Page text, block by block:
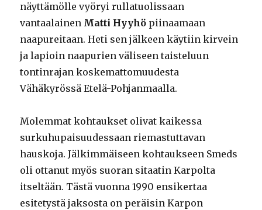
näyttämölle vyöryi rullatuolissaan
vantaalainen Matti Hyyhö piinaamaan
naapureitaan. Heti sen jälkeen käytiin kirvein
ja lapioin naapurien väliseen taisteluun
tontinrajan koskemattomuudesta
Vähäkyrössä Etelä-Pohjanmaalla.
Molemmat kohtaukset olivat kaikessa
surkuhupaisuudessaan riemastuttavan
hauskoja. Jälkimmäiseen kohtaukseen Smeds
oli ottanut myös suoran sitaatin Karpolta
itseltään. Tästä vuonna 1990 ensikertaa
esitetystä jaksosta on peräisin Karpon